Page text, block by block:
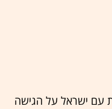
עם ישראל על הגישה